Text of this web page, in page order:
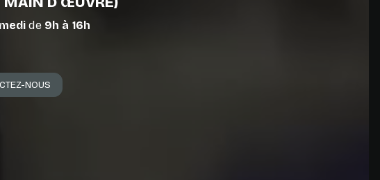
de 9h à 16h
NOUS